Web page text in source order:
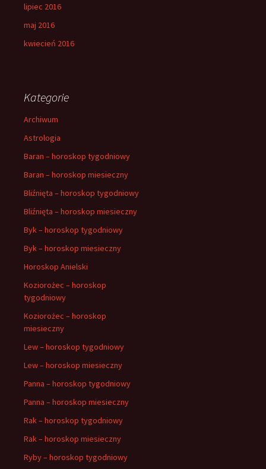
lipiec 2016
maj 2016
kwiecień 2016
Kategorie
Archiwum
Astrologia
Baran – horoskop tygodniowy
Baran – horoskop miesieczny
Bliźnięta – horoskop tygodniowy
Bliźnięta – horoskop miesieczny
Byk – horoskop tygodniowy
Byk – horoskop miesieczny
Horoskop Anielski
Koziorożec – horoskop
tygodniowy
Koziorożec – horoskop
miesieczny
Lew – horoskop tygodniowy
Lew – horoskop miesieczny
Panna – horoskop tygodniowy
Panna – horoskop miesieczny
Rak – horoskop tygodniowy
Rak – horoskop miesieczny
Ryby – horoskop tygodniowy